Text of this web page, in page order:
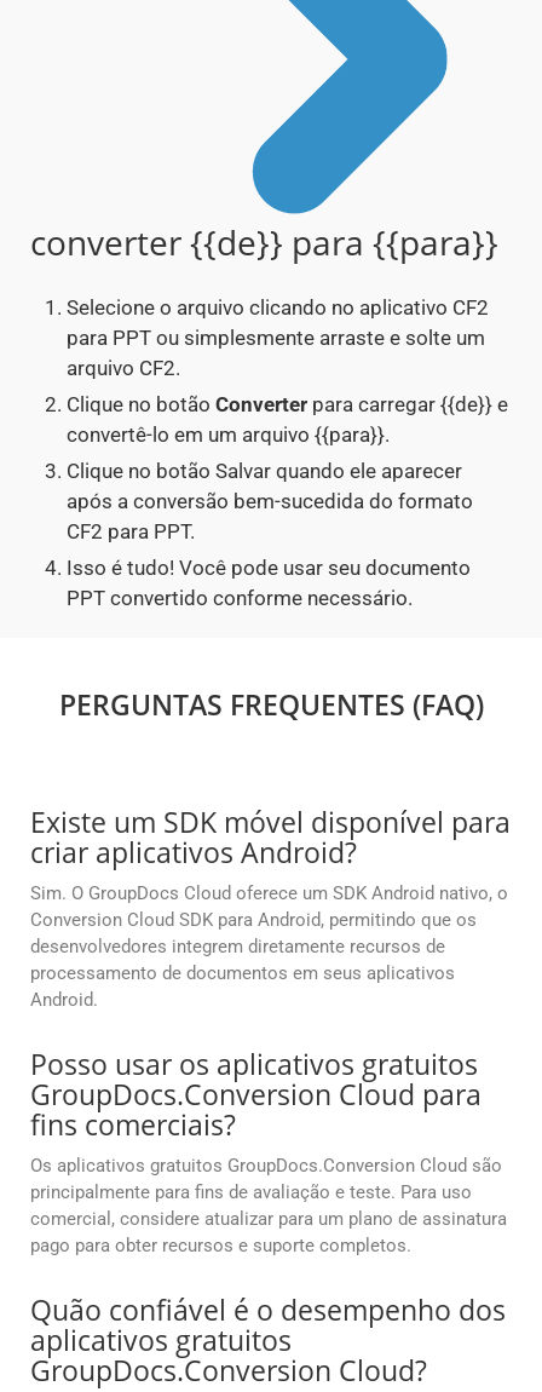
converter {{de}} para {{para}}
Selecione o arquivo clicando no aplicativo CF2
para PPT ou simplesmente arraste e solte um
arquivo CF2.
Clique no botão Converter para carregar {{de}} e
convertê-lo em um arquivo {{para}}.
Clique no botão Salvar quando ele aparecer
após a conversão bem-sucedida do formato
CF2 para PPT.
Isso é tudo! Você pode usar seu documento
PPT convertido conforme necessário.
PERGUNTAS FREQUENTES (FAQ)
Existe um SDK móvel disponível para
criar aplicativos Android?
Sim. O GroupDocs Cloud oferece um SDK Android nativo, o
Conversion Cloud SDK para Android, permitindo que os
desenvolvedores integrem diretamente recursos de
processamento de documentos em seus aplicativos
Android.
Posso usar os aplicativos gratuitos
GroupDocs.Conversion Cloud para
fins comerciais?
Os aplicativos gratuitos GroupDocs.Conversion Cloud são
principalmente para fins de avaliação e teste. Para uso
comercial, considere atualizar para um plano de assinatura
pago para obter recursos e suporte completos.
Quão confiável é o desempenho dos
aplicativos gratuitos
GroupDocs.Conversion Cloud?